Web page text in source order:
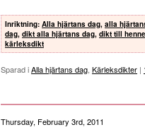
Inriktning: Alla hjärtans dag, alla
dag, dikt alla hjärtans dag, dikt till
kärleksdikt
Sparad iAlla hjärtans dag Kärleksdikter |
Thursday, February 3rd, 2011